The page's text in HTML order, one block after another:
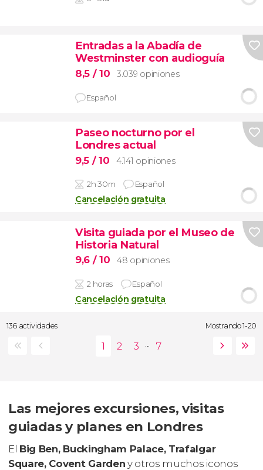
Entradas a la Abadía de
Westminster con audioguía
8,5 / 10 3.039 opiniones
Español
Paseo nocturno por el
Londres actual
9,5 / 10 4.141 opiniones
2h 30m Español
Cancelación gratuita
Visita guiada por el Museo de
Historia Natural
9,6 / 10 48 opiniones
2 horas Español
Cancelación gratuita
136 actividades Mostrando 1-20
...
Las mejores excursiones, visitas
guiadas y planes en Londres
El Big Ben, Buckingham Palace, Trafalgar
Square, Covent Garden y otros muchos iconos